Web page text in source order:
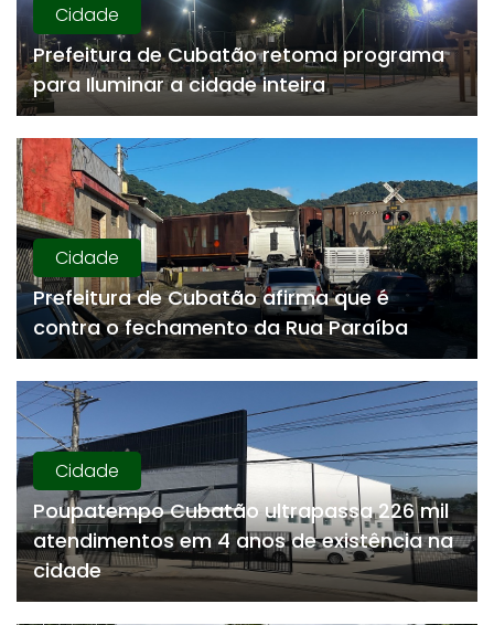
Cidade
Prefeitura de Cubatão retoma programa
para Iluminar a cidade inteira
Cidade
Prefeitura de Cubatão afirma que é
contra o fechamento da Rua Paraíba
Cidade
Poupatempo Cubatão ultrapassa 226 mil
atendimentos em 4 anos de existência na
cidade